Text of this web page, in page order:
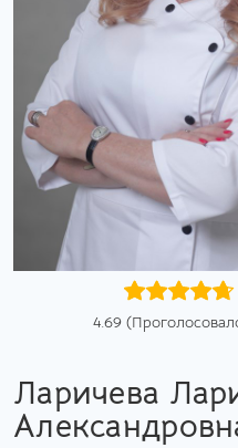
4.69
Ларичева